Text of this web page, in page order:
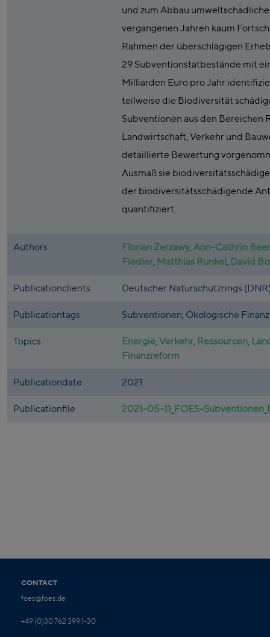
und zum Abbau
vergangenen Jahren kaum
Rahmen der überschlägigen
29 Subventionstatbestände mit
Milliarden Euro pro Jahr
teilweise die Biodiversität
Subventionen aus den Bereichen
Landwirtschaft, Verkehr und
detaillierte Bewertung
Ausmaß sie
der biodiversitätsschädigende
quantifiziert.
Authors Florian Zerzawy,Ann-Cathrin
Fiedler, Matthias Runkel , David
Publicationclients Deutscher Naturschutzrings
Publicationtags Subventionen, Ökologische
Topics Energie,Verkehr, Ressourcen,
Finanzreform
Publicationdate 2021
Publicationfile 2021-05-11_FOES-
CONTACT
foes@foes.de
+49 (0)30 762 399 1-30